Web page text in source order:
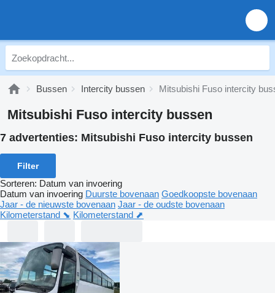
Bussen Intercity bussen Mitsubishi Fuso intercity
Mitsubishi Fuso intercity bussen
7 advertenties: Mitsubishi Fuso intercity bussen
Filter
Sorteren: Datum van invoering
Datum van invoering Duurste bovenaan Goedkoopste bovenaan
Jaar - de nieuwste bovenaan Jaar - de oudste bovenaan
Kilometerstand ⬊ Kilometerstand ⬈